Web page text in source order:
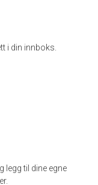
i din innboks.
legg til dine egne